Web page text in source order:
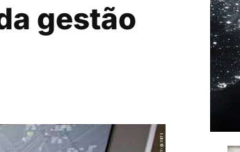
gestão